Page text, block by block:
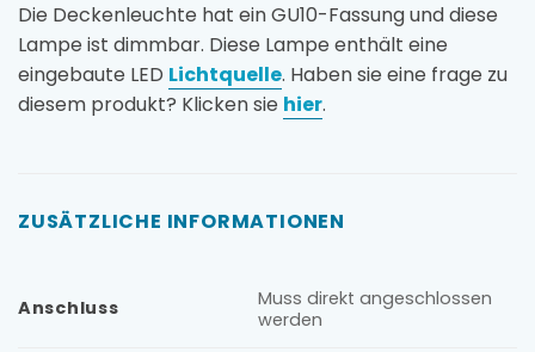
Die Deckenleuchte hat ein GU10-Fassung und diese
Lampe ist dimmbar. Diese Lampe enthält eine
eingebaute LED Lichtquelle. Haben sie eine frage zu
diesem produkt? Klicken sie hier.
ZUSÄTZLICHE INFORMATIONEN
Anschluss
Muss direkt angeschlossen
werden